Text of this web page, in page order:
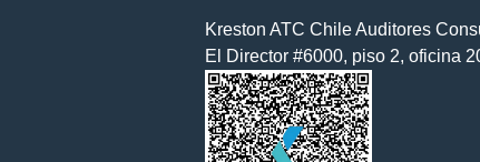
Kreston ATC Chile Auditores
El Director #6000, piso 2, oficina